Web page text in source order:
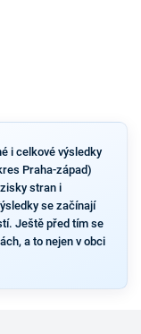
i celkové výsledky
Praha-západ)
stran i
se začínají
Ještě před tím se
a to nejen v obci